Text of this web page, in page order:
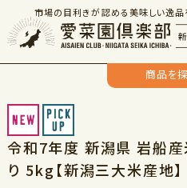
市場の目利きが認める美味しい逸品
商品を
令和7年度 新潟県 岩船産
り 5kg【新潟三大米産地】